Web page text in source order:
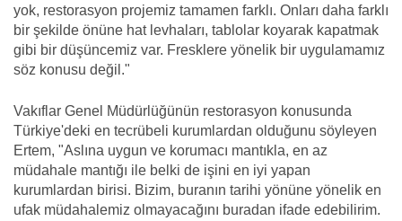
yok, restorasyon projemiz tamamen farklı. Onları daha farklı
bir şekilde önüne hat levhaları, tablolar koyarak kapatmak
gibi bir düşüncemiz var. Fresklere yönelik bir uygulamamız
söz konusu değil."
Vakıflar Genel Müdürlüğünün restorasyon konusunda
Türkiye'deki en tecrübeli kurumlardan olduğunu söyleyen
Ertem, "Aslına uygun ve korumacı mantıkla, en az
müdahale mantığı ile belki de işini en iyi yapan
kurumlardan birisi. Bizim, buranın tarihi yönüne yönelik en
ufak müdahalemiz olmayacağını buradan ifade edebilirim.